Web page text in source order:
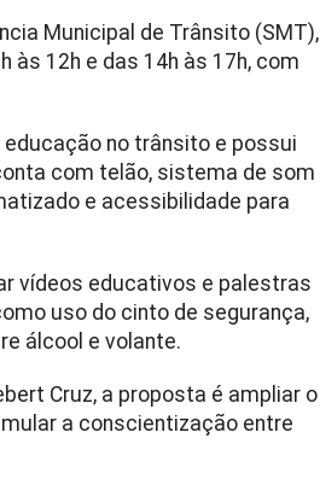
Municipal de Trânsito (SMT),
às 12h e das 14h às 17h, com
no trânsito e possui
com telão, sistema de som
e acessibilidade para
vídeos educativos e palestras
uso do cinto de segurança,
álcool e volante.
Cruz, a proposta é ampliar o
a conscientização entre